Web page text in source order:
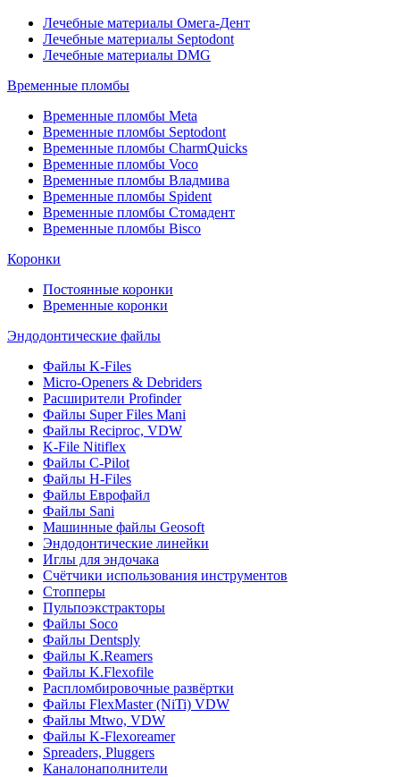
Лечебные материалы Омега-Дент
Лечебные материалы Septodont
Лечебные материалы DMG
Временные пломбы
Временные пломбы Meta
Временные пломбы Septodont
Временные пломбы CharmQuicks
Временные пломбы Voco
Временные пломбы Владмива
Временные пломбы Spident
Временные пломбы Стомадент
Временные пломбы Bisco
Коронки
Постоянные коронки
Временные коронки
Эндодонтические файлы
Файлы K-Files
Micro-Openers & Debriders
Расширители Profinder
Файлы Super Files Mani
Файлы Reciproc, VDW
K-File Nitiflex
Файлы C-Pilot
Файлы H-Files
Файлы Еврофайл
Файлы Sani
Машинные файлы Geosoft
Эндодонтические линейки
Иглы для эндочака
Счётчики использования инструментов
Стопперы
Пульпоэкстракторы
Файлы Soco
Файлы Dentsply
Файлы K.Reamers
Файлы K.Flexofile
Распломбировочные развёртки
Файлы FlexMaster (NiTi) VDW
Файлы Mtwo, VDW
Файлы K-Flexoreamer
Spreaders, Pluggers
Каналонаполнители